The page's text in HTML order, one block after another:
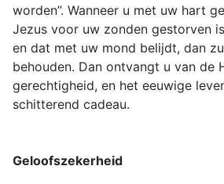
worden”. Wanneer u met uw hart
Jezus voor uw zonden gestorven
en dat met uw mond belijdt, dan
behouden. Dan ontvangt u van de
gerechtigheid, en het eeuwige
schitterend cadeau.
Geloofszekerheid